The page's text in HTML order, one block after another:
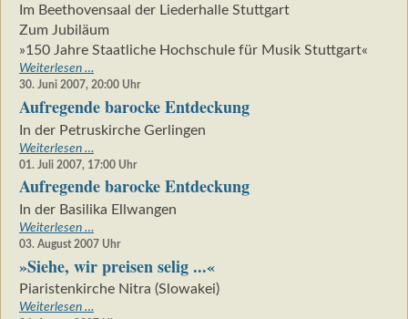
Im Beethovensaal der Liederhalle Stuttgart
Zum Jubiläum
»150 Jahre Staatliche Hochschule für Musik Stuttgart«
Weiterlesen …Jubiläumskonzert
30. Juni 2007, 20:00 Uhr
Aufregende barocke Entdeckung
In der Petruskirche Gerlingen
Weiterlesen …
barocke
Entdeckung
01. Juli 2007, 17:00 Uhr
Aufregende barocke Entdeckung
In der Basilika Ellwangen
Weiterlesen …Aufregende
barocke
Entdeckung
03. August 2007 Uhr
»Siehe, wir preisen selig ...«
Piaristenkirche Nitra (Slowakei)
Weiterlesen …»Siehe,